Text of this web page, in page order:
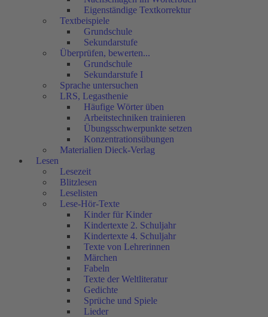
Eigenständige Textkorrektur
Textbeispiele
Grundschule
Sekundarstufe
Überprüfen, bewerten...
Grundschule
Sekundarstufe I
Sprache untersuchen
LRS, Legasthenie
Häufige Wörter üben
Arbeitstechniken trainieren
Übungsschwerpunkte setzen
Konzentrationsübungen
Materialien Dieck-Verlag
Lesen
Lesezeit
Blitzlesen
Leselisten
Lese-Hör-Texte
Kinder für Kinder
Kindertexte 2. Schuljahr
Kindertexte 4. Schuljahr
Texte von Lehrerinnen
Märchen
Fabeln
Texte der Weltliteratur
Gedichte
Sprüche und Spiele
Lieder